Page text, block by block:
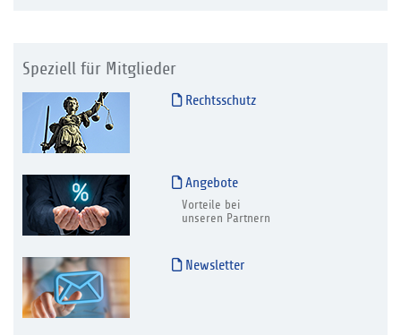
Speziell für Mitglieder
Rechtsschutz
Angebote
Vorteile bei
unseren Partnern
Newsletter